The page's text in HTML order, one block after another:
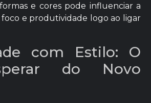
e cores pode influenciar a
foco e produtividade logo ao ligar
com Estilo: O
do Novo